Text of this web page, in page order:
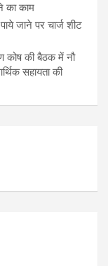
का काम
जाने पर चार्ज शीट
कोष की बैठक में नौ
सहायता की